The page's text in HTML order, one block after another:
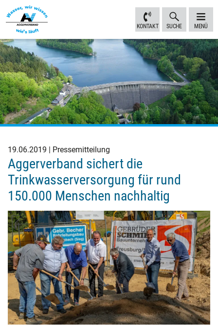
Sprungmarken
Inhalt
anspringen
Navigation
anspringen
Fußbereich
anspringen
KONTAKT SUCHE MENÜ
19.06.2019 Pressemitteilung
Aggerverband sichert die
Trinkwasserversorgung für rund
150.000 Menschen nachhaltig